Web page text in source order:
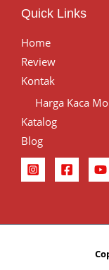
Quick Links
Home
Review
Kontak
Harga Kaca
Katalog
Blog